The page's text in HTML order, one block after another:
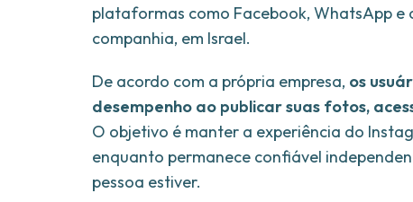
plataformas como Facebook, WhatsApp e
companhia, em Israel.
De acordo com a própria empresa, os
desempenho ao publicar suas fotos,
O objetivo é manter a experiência do
enquanto permanece confiável
pessoa estiver.